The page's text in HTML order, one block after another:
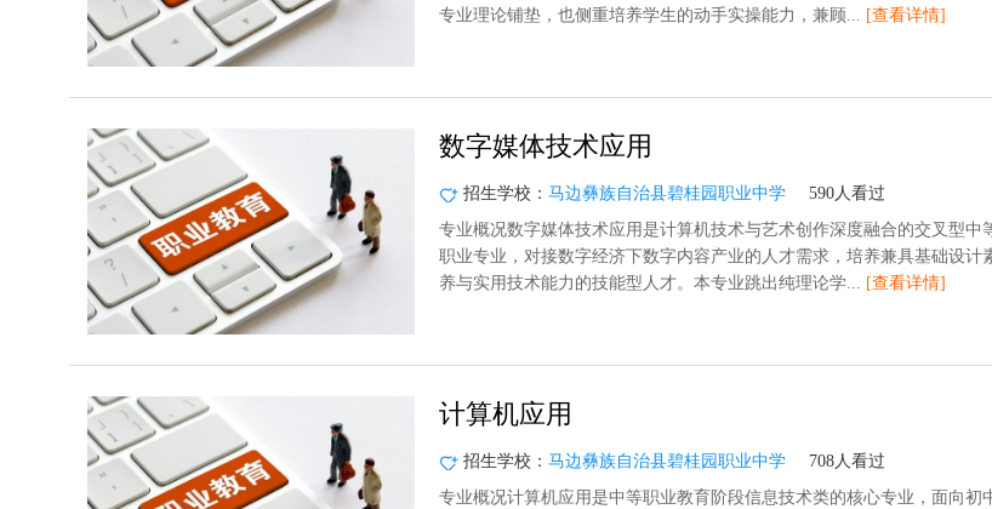
专业理论铺垫，也侧重培养学生的动手实操能力，兼顾... [查看详情]
数字媒体技术应用
招生学校： 马边彝族自治县碧桂园职业中学
590人看过
专业概况数字媒体技术应用是计算机技术与艺术创作深度融合的交叉型中
职业专业，对接数字经济下数字内容产业的人才需求，培养兼具基础设计
养与实用技术能力的技能型人才。本专业跳出纯理论学... [查看详情]
计算机应用
招生学校： 马边彝族自治县碧桂园职业中学
708人看过
专业概况计算机应用是中等职业教育阶段信息技术类的核心专业，面向初